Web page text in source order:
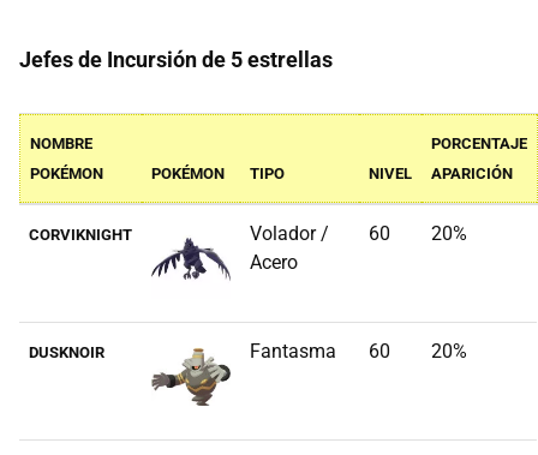
Jefes de Incursión de 5 estrellas
NOMBRE
POKÉMON
POKÉMON TIPO NIVEL
PORCENTAJE
APARICIÓN
CORVIKNIGHT
Volador /
Acero
60 20%
DUSKNOIR Fantasma 60 20%